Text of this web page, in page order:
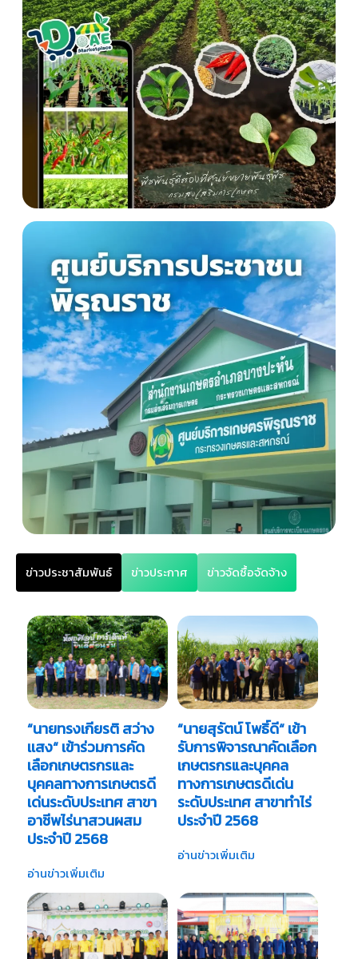
ข่าวประชาสัมพันธ์ ข่าวประกาศ ข่าวจัดซื้อจัดจ้าง
“นายทรงเกียรติ สว่าง
เเสง“ เข้าร่วมการคัด
เลือกเกษตรกรและ
บุคคลทางการเกษตรดี
เด่นระดับประเทศ สาขา
อาชีพไร่นาสวนผสม
ประจำปี 2568
อ่านข่าวเพิ่มเติม
“นายสุรัตน์ โพธิ์ดี“ เข้า
รับการพิจารณาคัดเลือก
เกษตรกรและบุคคล
ทางการเกษตรดีเด่น
ระดับประเทศ สาขาทำไร่
ประจำปี 2568
อ่านข่าวเพิ่มเติม